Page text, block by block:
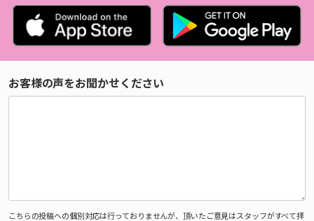
お客様の声をお聞かせください
こちらの投稿への個別対応は行っておりませんが、頂いたご意見はスタッフがすべて拝